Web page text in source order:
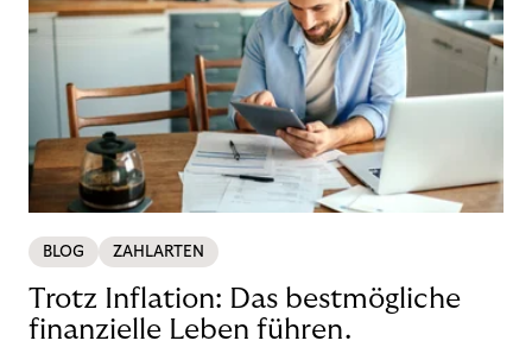
BLOG ZAHLARTEN
Trotz Inflation: Das bestmögliche
finanzielle Leben führen.